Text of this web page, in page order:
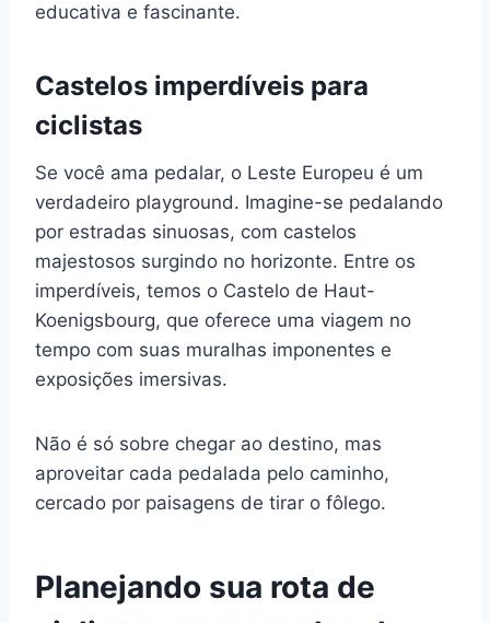
educativa e fascinante.
Castelos imperdíveis para
ciclistas
Se você ama pedalar, o Leste Europeu é um
verdadeiro playground. Imagine-se pedalando
por estradas sinuosas, com castelos
majestosos surgindo no horizonte. Entre os
imperdíveis, temos o Castelo de Haut-
Koenigsbourg, que oferece uma viagem no
tempo com suas muralhas imponentes e
exposições imersivas.
Não é só sobre chegar ao destino, mas
aproveitar cada pedalada pelo caminho,
cercado por paisagens de tirar o fôlego.
Planejando sua rota de